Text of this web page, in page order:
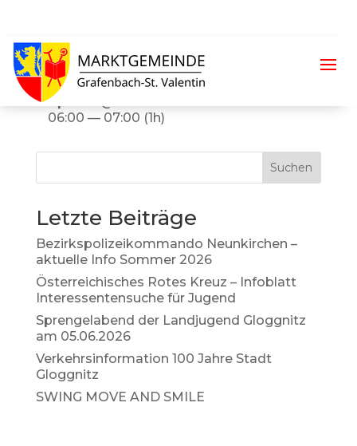
Biotonne
April 30 @ 06:00
06:00 — 07:00 (1h)
Suchen
Letzte Beiträge
Bezirkspolizeikommando Neunkirchen –
aktuelle Info Sommer 2026
Österreichisches Rotes Kreuz – Infoblatt
Interessentensuche für Jugend
Sprengelabend der Landjugend Gloggnitz
am 05.06.2026
Verkehrsinformation 100 Jahre Stadt
Gloggnitz
SWING MOVE AND SMILE